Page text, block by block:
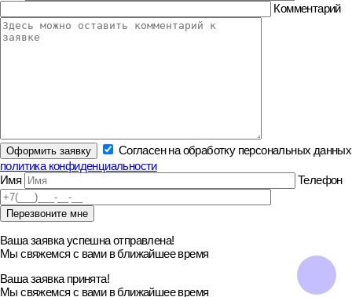
Комментарий
Согласен на обработку персональных данных
политика конфиденциальности
Имя
Телефон
Ваша заявка успешна отправлена!
Мы свяжемся с вами в ближайшее время
Ваша заявка принята!
Мы свяжемся с вами в ближайшее время